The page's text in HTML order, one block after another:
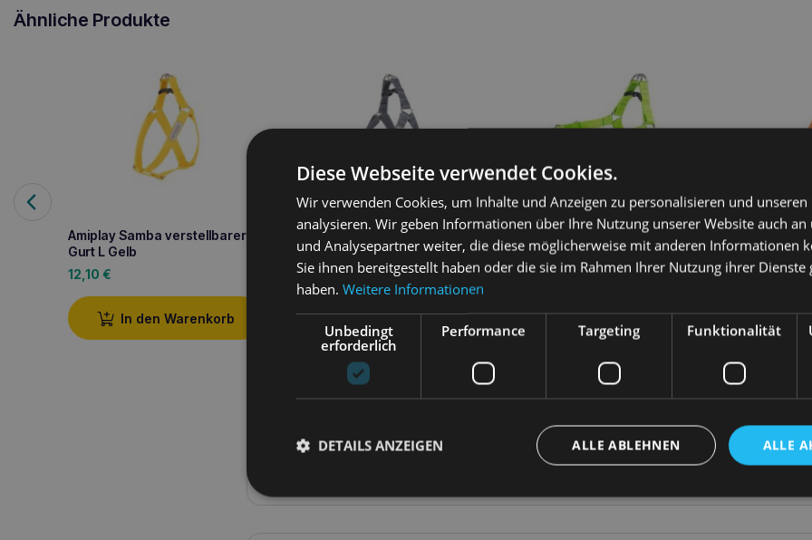
Ähnliche Produkte
Amiplay Samba verstellbarer
Gurt L Gelb
12,10 €
In den Warenkorb
Amiplay Verstellbarer Gurt
Samba XL Grau
13,20€
In den Warenkorb
Amiplay EASY GO Samba XL
verstellbares Geschirr Grün
14,80€
In den Warenkorb
Samba XL
13,20€
In
EASY GO Samba XL verstellbarer Gurt 65-95 [c , d] x 2,5cm
Diese Webseite verwendet Cookies.
Wir verwenden Cookies, um Inhalte und Anzeigen zu personalisieren und
analysieren. Wir geben Informationen über Ihre Nutzung unserer Website auch an
und Analysepartner weiter, die diese möglicherweise mit anderen Informationen
Sie ihnen bereitgestellt haben oder die sie im Rahmen Ihrer Nutzung ihrer Dienste
haben. Weitere Informationen
Unbedingt
erforderlich
Performance Targeting Funktionalität
ALLE
ALLE ABLEHNEN
DETAILS ANZEIGEN